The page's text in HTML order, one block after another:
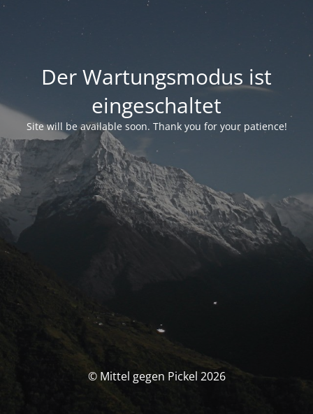
Der Wartungsmodus ist
eingeschaltet
Site will be available soon. Thank you for your patience!
© Mittel gegen Pickel 2026